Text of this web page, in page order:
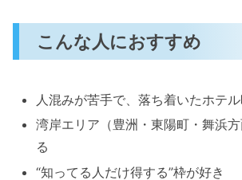
こんな人におすすめ
人混みが苦手で、落ち着いたホテ
湾岸エリア（豊洲・東陽町・舞浜
る
“知ってる人だけ得する”枠が好き